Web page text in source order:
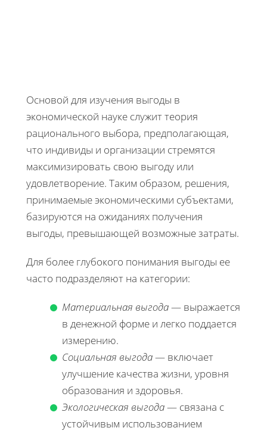
Основой для изучения выгоды в
экономической науке служит теория
рационального выбора, предполагающая,
что индивиды и организации стремятся
максимизировать свою выгоду или
удовлетворение. Таким образом, решения,
принимаемые экономическими субъектами,
базируются на ожиданиях получения
выгоды, превышающей возможные затраты.
Для более глубокого понимания выгоды ее
часто подразделяют на категории:
Материальная выгода— выражается
в денежной форме и легко поддается
измерению.
Социальная выгода— включает
улучшение качества жизни, уровня
образования и здоровья.
Экологическая выгода— связана с
устойчивым использованием